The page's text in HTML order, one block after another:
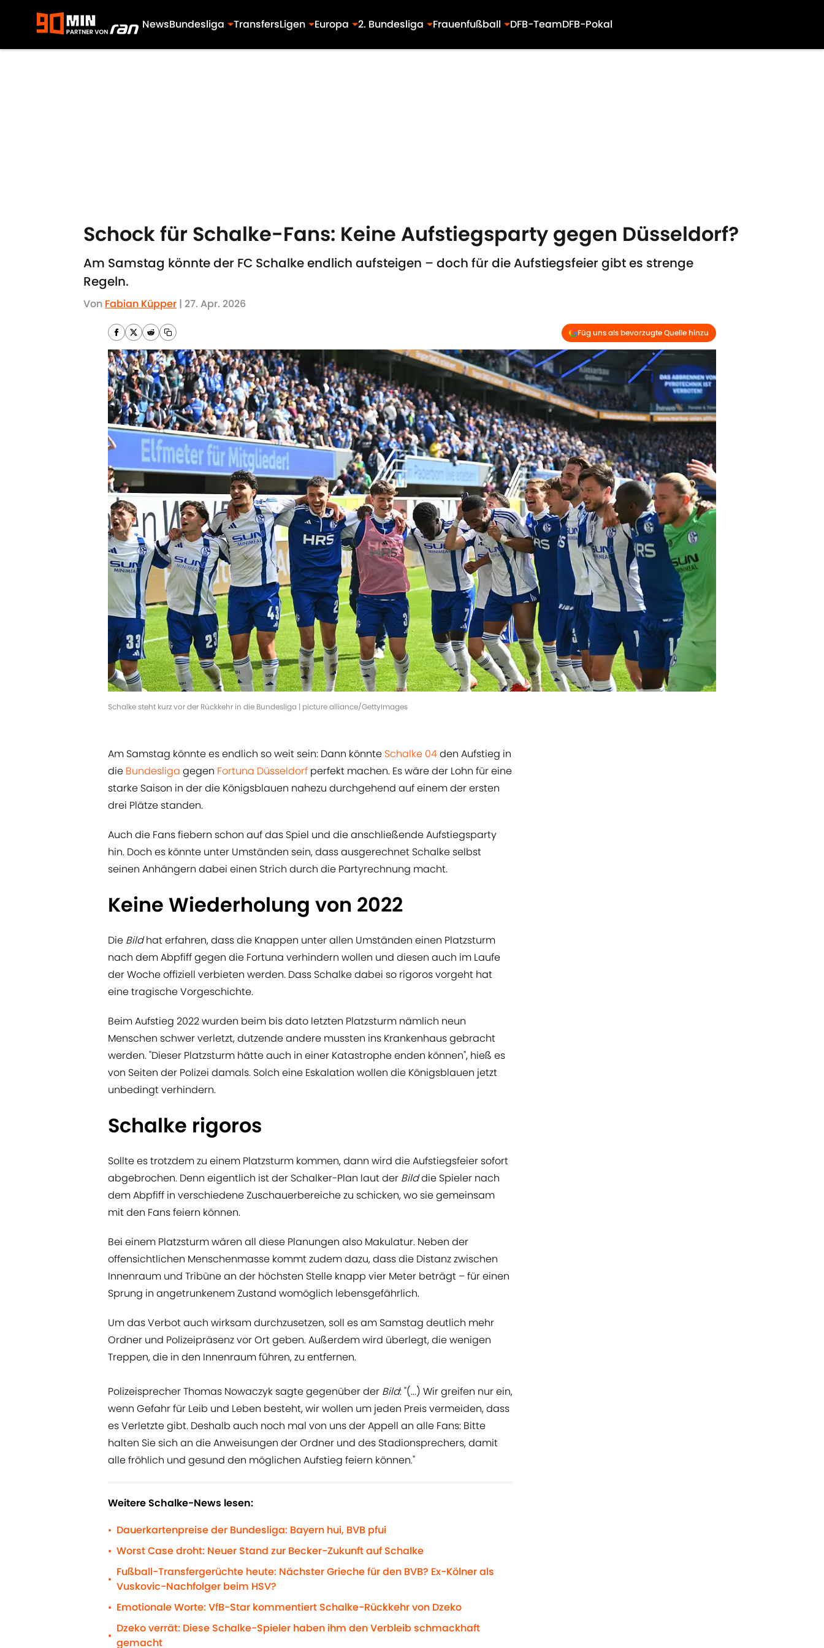
NewsBundesliga TransfersLigen Europa 2. Bundesliga Frauenfußball DFB-TeamDFB-Pokal
Schock für Schalke-Fans: Keine Aufstiegsparty gegen Düsseldorf?
Am Samstag könnte der FC Schalke endlich aufsteigen – doch für die Aufstiegsfeier gibt es strenge
Regeln.
Von Fabian Küpper | 27. Apr. 2026
Füg uns als bevorzugte Quelle hinzu
Schalke steht kurz vor der Rückkehr in die Bundesliga | picture alliance/GettyImages
Am Samstag könnte es endlich so weit sein: Dann könnte Schalke 04den Aufstieg in
die Bundesliga gegen Fortuna Düsseldorf perfekt machen. Es wäre der Lohn für eine
starke Saison in der die Königsblauen nahezu durchgehend auf einem der ersten
drei Plätze standen.
Auch die Fans fiebern schon auf das Spiel und die anschließende Aufstiegsparty
hin. Doch es könnte unter Umständen sein, dass ausgerechnet Schalke selbst
seinen Anhängern dabei einen Strich durch die Partyrechnung macht.
Keine Wiederholung von 2022
Die Bildhat erfahren, dass die Knappen unter allen Umständen einen Platzsturm
nach dem Abpfiff gegen die Fortuna verhindern wollen und diesen auch im Laufe
der Woche offiziell verbieten werden. Dass Schalke dabei so rigoros vorgeht hat
eine tragische Vorgeschichte.
Beim Aufstieg 2022 wurden beim bis dato letzten Platzsturm nämlich neun
Menschen schwer verletzt, dutzende andere mussten ins Krankenhaus gebracht
werden. "Dieser Platzsturm hätte auch in einer Katastrophe enden können", hieß es
von Seiten der Polizei damals. Solch eine Eskalation wollen die Königsblauen jetzt
unbedingt verhindern.
Schalke rigoros
Sollte es trotzdem zu einem Platzsturm kommen, dann wird die Aufstiegsfeier sofort
abgebrochen. Denn eigentlich ist der Schalker-Plan laut der Bilddie Spieler nach
dem Abpfiff in verschiedene Zuschauerbereiche zu schicken, wo sie gemeinsam
mit den Fans feiern können.
Bei einem Platzsturm wären all diese Planungen also Makulatur. Neben der
offensichtlichen Menschenmasse kommt zudem dazu, dass die Distanz zwischen
Innenraum und Tribüne an der höchsten Stelle knapp vier Meter beträgt – für einen
Sprung in angetrunkenem Zustand womöglich lebensgefährlich.
Um das Verbot auch wirksam durchzusetzen, soll es am Samstag deutlich mehr
Ordner und Polizeipräsenz vor Ort geben. Außerdem wird überlegt, die wenigen
Treppen, die in den Innenraum führen, zu entfernen.
Polizeisprecher Thomas Nowaczyk sagte gegenüber der Bild: "(...) Wir greifen nur ein,
wenn Gefahr für Leib und Leben besteht, wir wollen um jeden Preis vermeiden, dass
es Verletzte gibt. Deshalb auch noch mal von uns der Appell an alle Fans: Bitte
halten Sie sich an die Anweisungen der Ordner und des Stadionsprechers, damit
alle fröhlich und gesund den möglichen Aufstieg feiern können."
Weitere Schalke-News lesen:
• Dauerkartenpreise der Bundesliga: Bayern hui, BVB pfui
• Worst Case droht: Neuer Stand zur Becker-Zukunft auf Schalke
•
Fußball-Transfergerüchte heute: Nächster Grieche für den BVB? Ex-Kölner als
Vuskovic-Nachfolger beim HSV?
• Emotionale Worte: VfB-Star kommentiert Schalke-Rückkehr von Dzeko
•
Dzeko verrät: Diese Schalke-Spieler haben ihm den Verbleib schmackhaft
gemacht